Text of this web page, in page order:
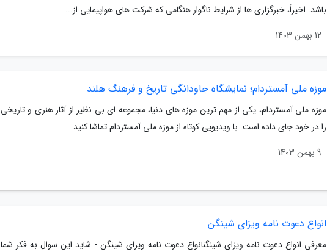
باشد. اخیراً، خبرگزاری ها از شرایط ناگوار هنگامی که شرکت های هواپیمایی از...
12 بهمن 1403
موزه ملی آمستردام؛ نمایشگاه جاودانگی تاریخ و فرهنگ هلند
موزه ملی آمستردام، یکی از مهم ترین موزه های دنیا، مجموعه ای بی نظیر از آثار هنری و تاریخی
را در خود جای داده است. با ویدیویی کوتاه از موزه ملی آمستردام تماشا کنید.
9 بهمن 1403
انواع دعوت نامه ویزای شینگن
معرفی انواع دعوت نامه ویزای شینگنانواع دعوت نامه ویزای شینگن - شاید این سوال به فکر شما